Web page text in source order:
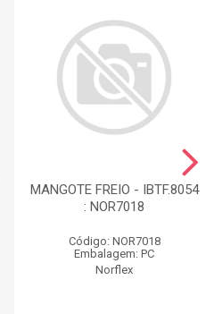
MANGOTE FREIO - IBTF.8054
: NOR7018
Código: NOR7018
Embalagem: PC
Norflex